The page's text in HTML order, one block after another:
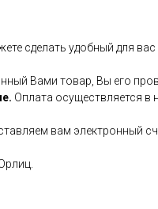
сделать удобный для
Вами товар, Вы его
Оплата осуществляется в
вам электронный